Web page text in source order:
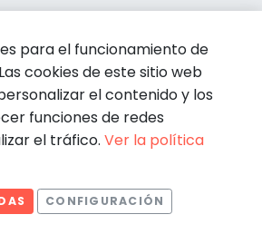
Foodtruckya 2026
Política de privacidad
para el funcionamiento de
cookies de este sitio web
el contenido y los
funciones de redes
el tráfico. Ver la política
CONFIGURACIÓN